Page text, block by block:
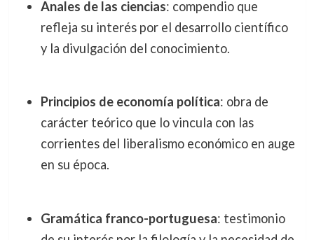
Anales de las ciencias: compendio que
refleja su interés por el desarrollo científico
y la divulgación del conocimiento.
Principios de economía política: obra de
carácter teórico que lo vincula con las
corrientes del liberalismo económico en auge
en su época.
Gramática franco-portuguesa: testimonio